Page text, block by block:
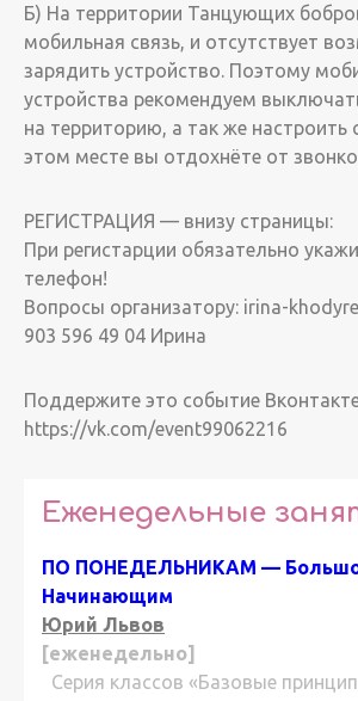
Б) На территории Танцующих
мобильная связь, и отсутствует
зарядить устройство. Поэтому
устройства рекомендуем
на территорию, а так же настроить
этом месте вы отдохнёте от
РЕГИСТРАЦИЯ — внизу страницы:
При регистарции обязательно
телефон!
Вопросы организатору: irina-
903 596 49 04 Ирина
Поддержите это событие
https://vk.com/event99062216
Еженедельные
ПО ПОНЕДЕЛЬНИКАМ —
Начинающим
Юрий Львов
[еженедельно]
Серия классов «Базовые